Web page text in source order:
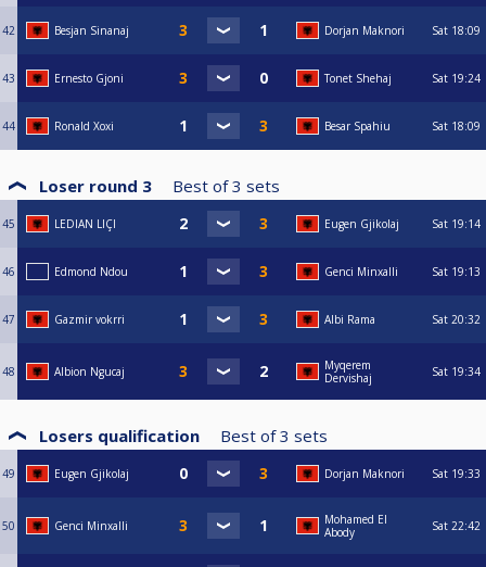
42 Besjan Sinanaj Dorjan Maknori Sat 18:09
43 Ernesto Gjoni Tonet Shehaj Sat 19:24
44 Ronald Xoxi Besar Spahiu Sat 18:09
Loser round 3 Best of3 sets
45 LEDIAN LIÇI Eugen Gjikolaj Sat 19:14
46 Edmond Ndou Genci Minxalli Sat 19:13
47 Gazmir vokrri Albi Rama Sat 20:32
48 Albion Ngucaj
Myqerem
Dervishaj
Sat 19:34
Losers qualification Best of3 sets
49 Eugen Gjikolaj Dorjan Maknori Sat 19:33
50 Genci Minxalli
Mohamed El
Abody
Sat 22:42